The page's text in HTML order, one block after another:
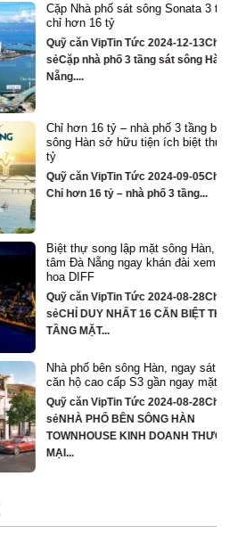
Cặp Nhà phố sát sông Sonata 3 tầng
chỉ hơn 16 tỷ
Quỹ căn VipTin Tức 2024-12-13Chia
sẻCặp nhà phố 3 tầng sát sông Hàn Đà
Nẵng....
Chỉ hơn 16 tỷ – nhà phố 3 tầng bên
sông Hàn sở hữu tiện ích biệt thự trăm
tỷ
Quỹ căn VipTin Tức 2024-09-05Chia sẻ
Chỉ hơn 16 tỷ – nhà phố 3 tầng...
Biệt thự song lập mặt sông Hàn, trung
tâm Đà Nẵng ngay khán đài xem pháo
hoa DIFF
Quỹ căn VipTin Tức 2024-08-28Chia
sẻCHỈ DUY NHẤT 16 CĂN BIỆT THỰ 3
TẦNG MẶT...
Nhà phố bên sông Hàn, ngay sát toà
căn hộ cao cấp S3 gần ngay mặt sông
Quỹ căn VipTin Tức 2024-08-28Chia
sẻNHÀ PHỐ BÊN SÔNG HÀN
TOWNHOUSE KINH DOANH THƯƠNG
MẠI...